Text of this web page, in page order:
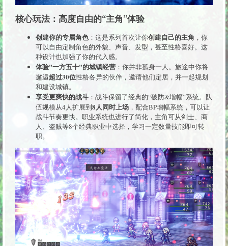
核心玩法：高度自由的“主角”体验
创建你的专属角色：这是系列首次让你创建自己的主角 ，你
可以自由定制角色的外貌、声音、发型，甚至性格喜好。这
种设计也加强了你的代入感。
体验"一方五十"的城镇经营 ：你并非孤身一人。旅途中你将
邂逅超过30位性格各异的伙伴，邀请他们定居，并一起规划
和建设城镇。
享受更爽快的战斗 ：战斗保留了经典的“破防&增幅”系统。队
伍规模从4人扩展到8人同时上场 ，配合BP增幅系统，可以让
战斗节奏更快。职业系统也进行了简化，主角可从剑士、商
人、盗贼等8个经典职业中选择，学习一定数量技能即可转
职。